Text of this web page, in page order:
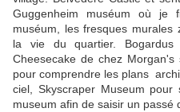
Guggenheim muséum où je
muséum, les fresques murales
la vie du quartier.
Cheesecake de chez
pour comprendre les plans
ciel, Skyscraper Museum
museum afin de saisir un passé